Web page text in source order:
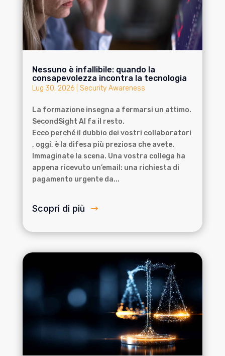
Nessuno è infallibile: quando la
consapevolezza incontra la tecnologia
Lug 30, 2026| Security Awareness
La formazione insegna a fermarsi un attimo.
SecondSight AI fa il resto.
Ecco perché il dubbio dei vostri collaboratori
, oggi, è la difesa più preziosa che avete.
Immaginate la scena. Una vostra collega ha
appena ricevuto un’email: una richiesta di
pagamento urgente da...
Scopri di più